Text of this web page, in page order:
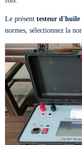
Le présent testeur
normes, sélectionnez la